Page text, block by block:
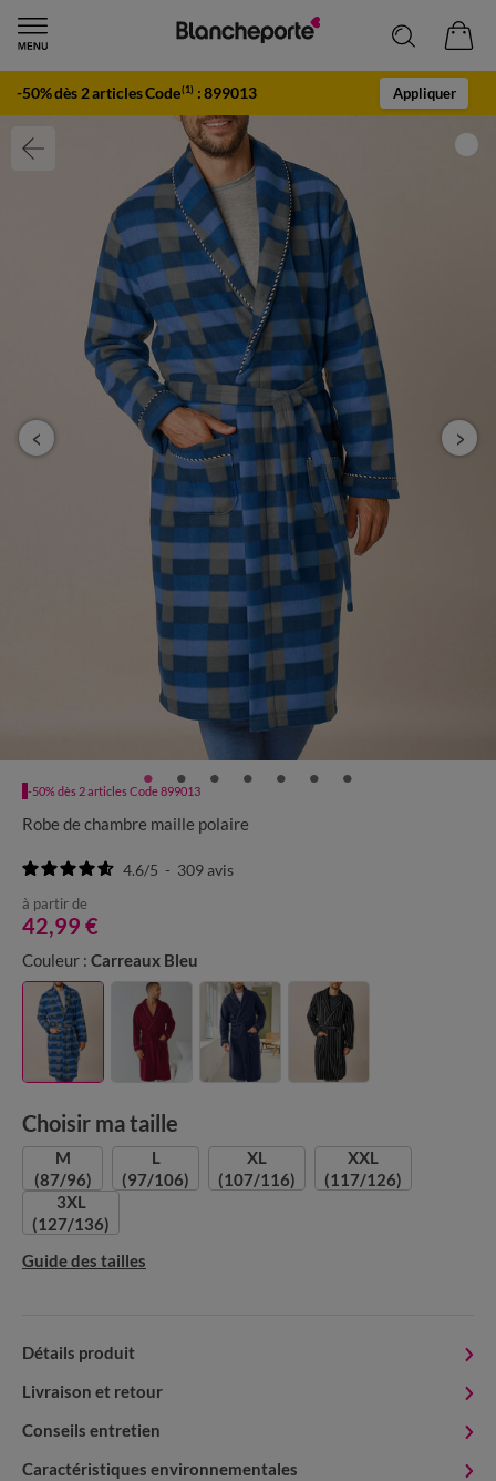
-50% dès 2 articles Code(1) :899013 Appliquer
-50% dès 2 articles Code 899013
Robe de chambre maille polaire
4.6/5 - 309avis
à partir de
42,99 €
Couleur : Carreaux Bleu
Choisir ma taille
M
(87/96)
L
(97/106)
XL
(107/116)
XXL
(117/126)
3XL
(127/136)
Guide des tailles
Détails produit
Livraison et retour
Conseils entretien
Caractéristiques environnementales